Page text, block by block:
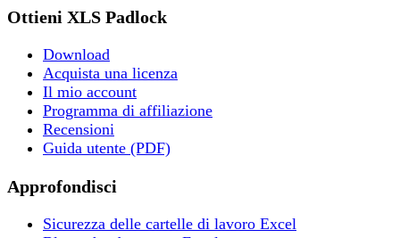
Ottieni XLS Padlock
Download
Acquista una licenza
Il mio account
Programma di affiliazione
Recensioni
Guida utente (PDF)
Approfondisci
Sicurezza delle cartelle di lavoro Excel